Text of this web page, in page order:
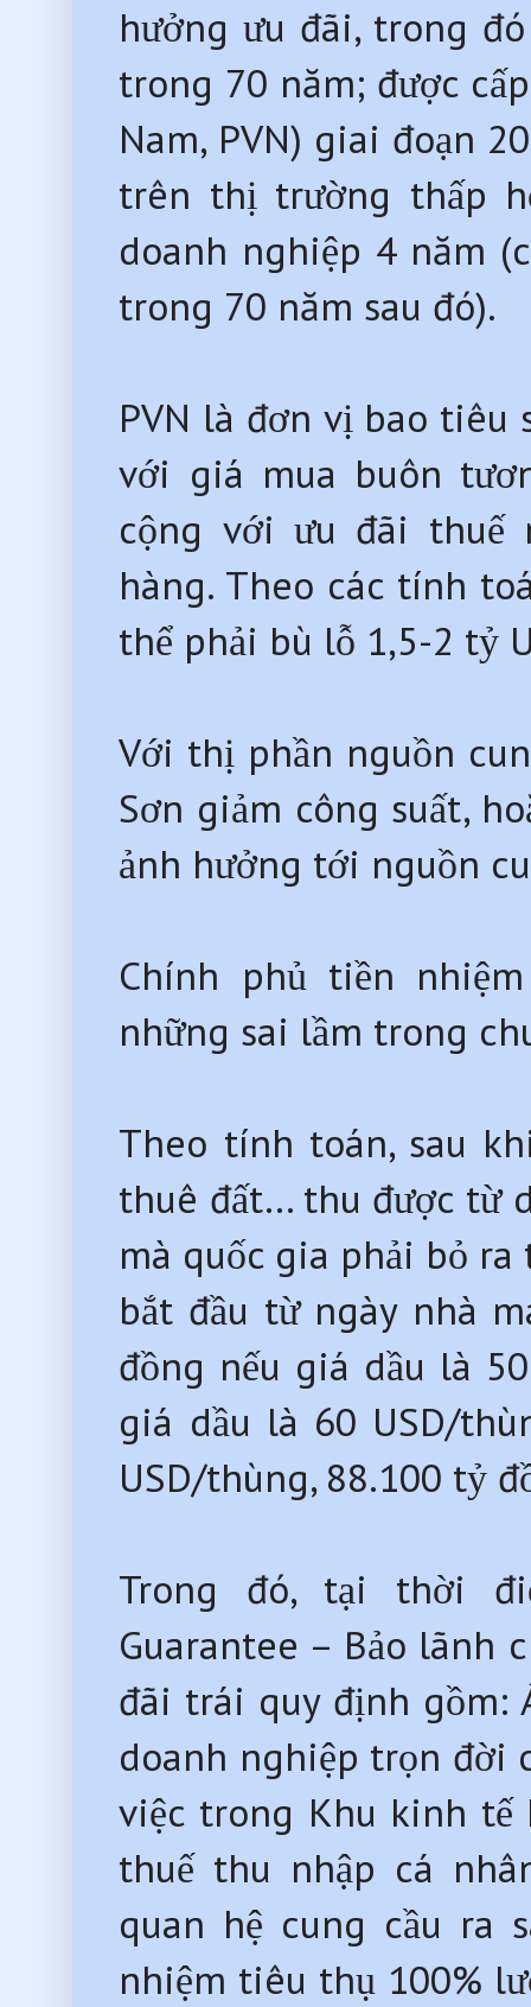
hưởng ưu đãi, trong
trong 70 năm; được
Nam, PVN) giai đoạn
trên thị trường thấp
doanh nghiệp 4 năm
trong 70 năm sau đó).
PVN là đơn vị bao tiêu
với giá mua buôn
cộng với ưu đãi thuế
hàng. Theo các tính
thể phải bù lỗ 1,5-2 tỷ
Với thị phần nguồn
Sơn giảm công suất,
ảnh hưởng tới nguồn
Chính phủ tiền
những sai lầm trong
Theo tính toán, sau
thuê đất… thu được từ
mà quốc gia phải bỏ
bắt đầu từ ngày nhà
đồng nếu giá dầu là
giá dầu là 60 USD/
USD/thùng, 88.100 tỷ
Trong đó, tại thời
Guarantee – Bảo lãnh
đãi trái quy định gồm:
doanh nghiệp trọn đời
việc trong Khu kinh tế
thuế thu nhập cá
quan hệ cung cầu ra
nhiệm tiêu thụ 100%